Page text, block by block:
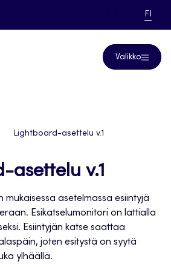
linkkiFI
Valikko
Lightboard-asettelu v.1
asettelu v.1
mukaisessa asetelmassa esiintyjä
Esikatselumonitori on lattialla
Esiintyjän katse saattaa
joten esitystä on syytä
ylhäällä.